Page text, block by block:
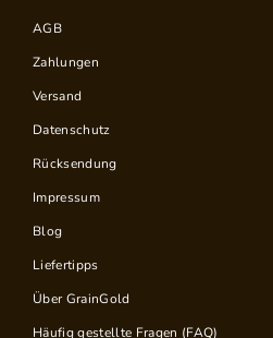
AGB
Zahlungen
Versand
Datenschutz
Rücksendung
Impressum
Blog
Liefertipps
Über GrainGold
Häufig gestellte Fragen (FAQ)